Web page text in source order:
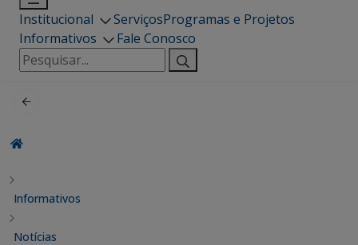
Institucional ServiçosProgramas e Projetos
Informativos
Fale Conosco
Pesquisar
por:
Informativos
Notícias